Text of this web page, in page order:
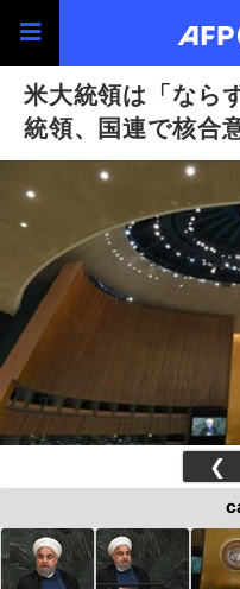
米大統領は「なら
統領、国連で核合
❮